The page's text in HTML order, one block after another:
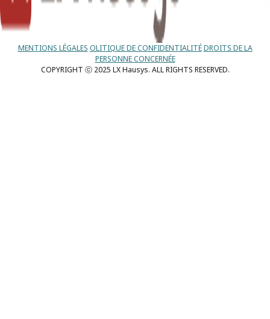
MENTIONS LÉGALES OLITIQUE DE CONFIDENTIALITÉ DROITS DE LA
PERSONNE CONCERNÉE
COPYRIGHT ⓒ 2025 LX Hausys. ALL RIGHTS RESERVED.